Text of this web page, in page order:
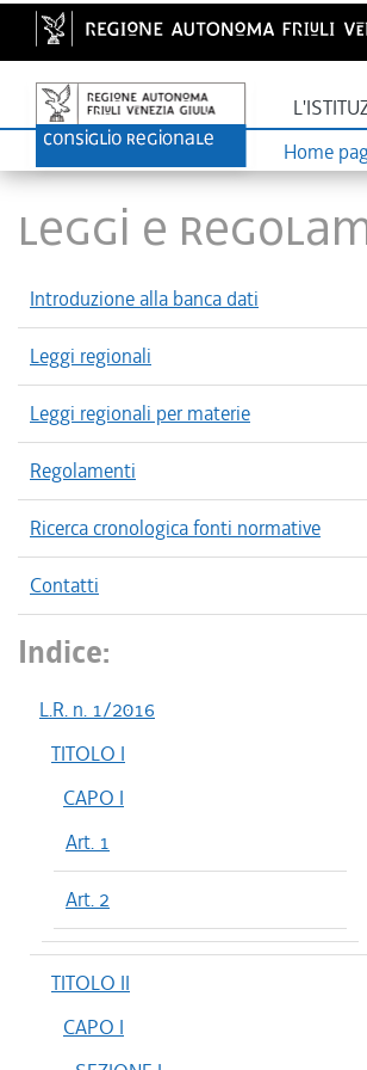
Home
LEGGI E
Introduzione alla banca dati
Leggi regionali
Leggi regionali per materie
Regolamenti
Ricerca cronologica fonti normative
Contatti
Indice:
L.R. n. 1/2016
TITOLO I
CAPO I
Art. 1
Art. 2
TITOLO II
CAPO I